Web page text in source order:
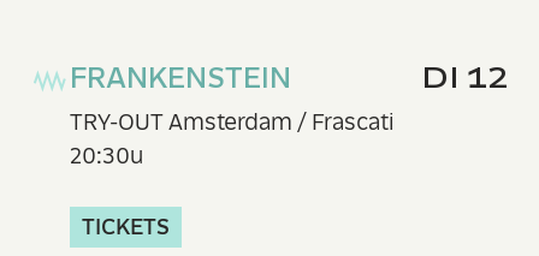
DI 12
FRANKENSTEIN
TRY-OUT Amsterdam / Frascati
20:30u
TICKETS